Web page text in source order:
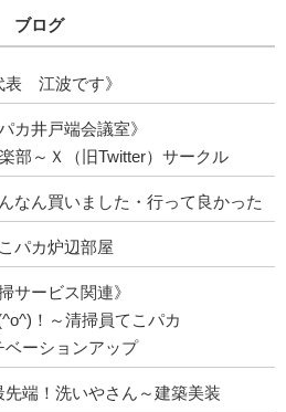
ブログ
表 江波です》
カ井戸端会議室》
部～Ｘ（旧Twitter）サークル
なん買いました・行って良かった
パカ炉辺部屋
サービス関連》
！～清掃員てこパカ
ーションアップ
端！洗いやさん～建築美装